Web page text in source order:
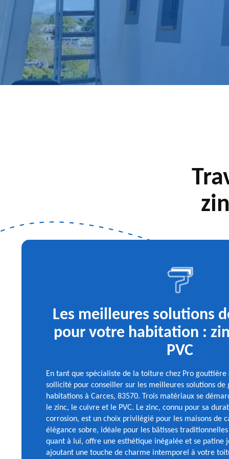
Les meilleures solutions
pour votre habitation :
PVC
En tant que spécialiste de la toiture chez Pro gouttière
sollicité pour conseiller sur les meilleures solutions de
habitations à Carces, 83570. Trois matériaux se
le zinc, le cuivre et le PVC. Le zinc, connu pour sa
corrosion, est un choix privilégié pour les maisons de
élégance sobre, idéale pour les bâtisses
quant à lui, offre une esthétique inégalée et se patine
ajoutant une touche de charme intemporel à votre